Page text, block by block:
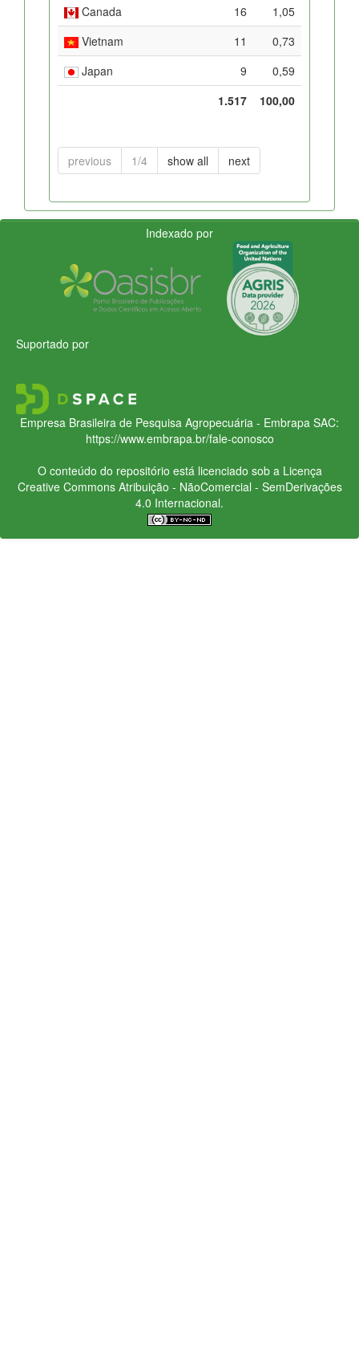
Canada
16
1,05
Vietnam
11
0,73
Japan
9
0,59
1.517
100,00
previous 1/4 show all next
Indexado por
Suportado por
Empresa Brasileira de Pesquisa Agropecuária - Embrapa SAC:
https://www.embrapa.br/fale-conosco
O conteúdo do repositório está licenciado sob a Licença
Creative CommonsAtribuição - NãoComercial - SemDerivações
4.0 Internacional.